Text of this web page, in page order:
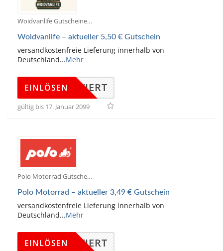
Woidvanlife Gutscheine
Woidvanlife – aktueller 5,50 € Gutschein
versandkostenfreie Lieferung innerhalb von
Deutschland...Mehr
KTIVIERT
EINLÖSEN
gültig bis 17. Januar 2099
Polo Motorrad Gutscheine
Polo Motorrad – aktueller 3,49 € Gutschein
versandkostenfreie Lieferung innerhalb von
Deutschland...Mehr
KTIVIERT
EINLÖSEN